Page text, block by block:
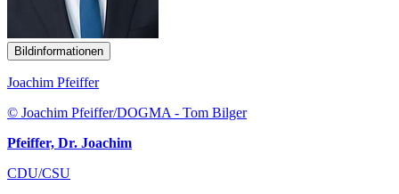
Bildinformationen
Joachim Pfeiffer
© Joachim Pfeiffer/DOGMA - Tom Bilger
Pfeiffer, Dr. Joachim
CDU/CSU